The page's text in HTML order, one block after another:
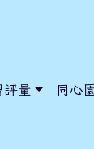
評量 同心園